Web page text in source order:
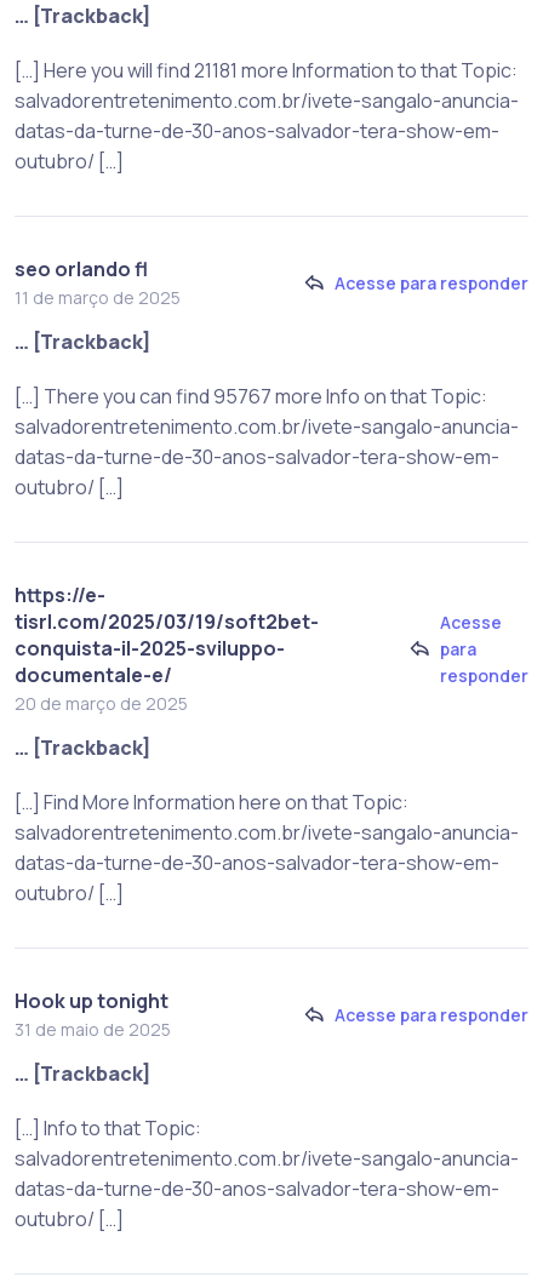
… [Trackback]
[…] Here you will find 21181 more Information to that Topic:
salvadorentretenimento.com.br/ivete-sangalo-anuncia-
datas-da-turne-de-30-anos-salvador-tera-show-em-
outubro/ […]
seo orlando fl
11 de março de 2025
Acesse para responder
… [Trackback]
[…] There you can find 95767 more Info on that Topic:
salvadorentretenimento.com.br/ivete-sangalo-anuncia-
datas-da-turne-de-30-anos-salvador-tera-show-em-
outubro/ […]
https://e-
tisrl.com/2025/03/19/soft2bet-
conquista-il-2025-sviluppo-
documentale-e/
20 de março de 2025
Acesse
para
responder
… [Trackback]
[…] Find More Information here on that Topic:
salvadorentretenimento.com.br/ivete-sangalo-anuncia-
datas-da-turne-de-30-anos-salvador-tera-show-em-
outubro/ […]
Hook up tonight
31 de maio de 2025
Acesse para responder
… [Trackback]
[…] Info to that Topic:
salvadorentretenimento.com.br/ivete-sangalo-anuncia-
datas-da-turne-de-30-anos-salvador-tera-show-em-
outubro/ […]